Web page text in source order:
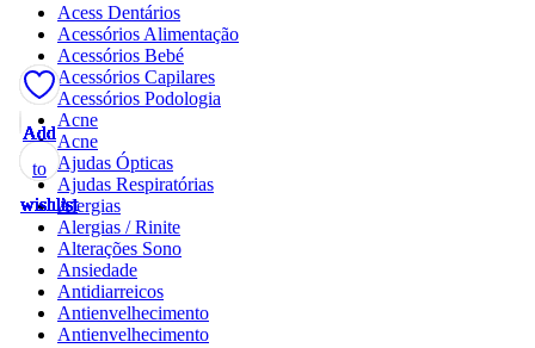
Add
to
wishlist
Add
to
wishlist
Add
to
wishlist
Add
to
wishlist
Add
to
wishlist
Add
to
wishlist
Add
to
wishlist
Add
to
wishlist
Add
to
wishlist
Add
to
wishlist
Add
to
wishlist
Add
to
wishlist
Add
to
wishlist
Add
to
wishlist
Add
to
wishlist
Add
to
wishlist
Add
to
wishlist
Add
to
wishlist
Acess Dentários
Acessórios Alimentação
Acessórios Bebé
Acessórios Capilares
Acessórios Podologia
Acne
Acne
Ajudas Ópticas
Ajudas Respiratórias
Alergias
Alergias / Rinite
Alterações Sono
Ansiedade
Antidiarreicos
Antienvelhecimento
Antienvelhecimento